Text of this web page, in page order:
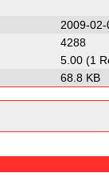
2009-
4288
5.00 (1
68.8 KB